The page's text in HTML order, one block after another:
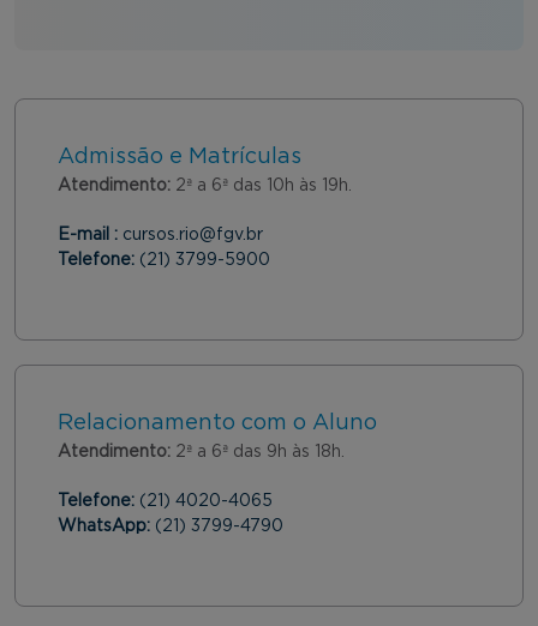
Admissão e Matrículas
Atendimento: 2ª a 6ª das 10h às 19h.
E-mail : cursos.rio@fgv.br
Telefone: (21) 3799-5900
Relacionamento com o Aluno
Atendimento: 2ª a 6ª das 9h às 18h.
Telefone: (21) 4020-4065
WhatsApp: (21) 3799-4790